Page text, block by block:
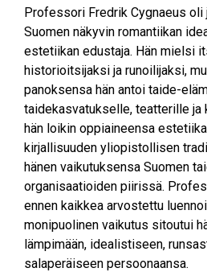
Professori Fredrik Cygnaeus oli
Suomen näkyvin romantiikan
estetiikan edustaja. Hän mielsi
historioitsijaksi ja runoilijaksi,
panoksensa hän antoi taide-
taidekasvatukselle, teatterille ja
hän loikin oppiaineensa
kirjallisuuden yliopistollisen
hänen vaikutuksensa Suomen
organisaatioiden piirissä.
ennen kaikkea arvostettu
monipuolinen vaikutus sitoutui
lämpimään, idealistiseen,
salaperäiseen persoonaansa.